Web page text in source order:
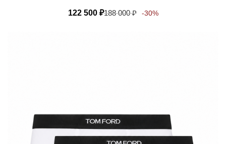
122 500 ₽188 000₽ -30%